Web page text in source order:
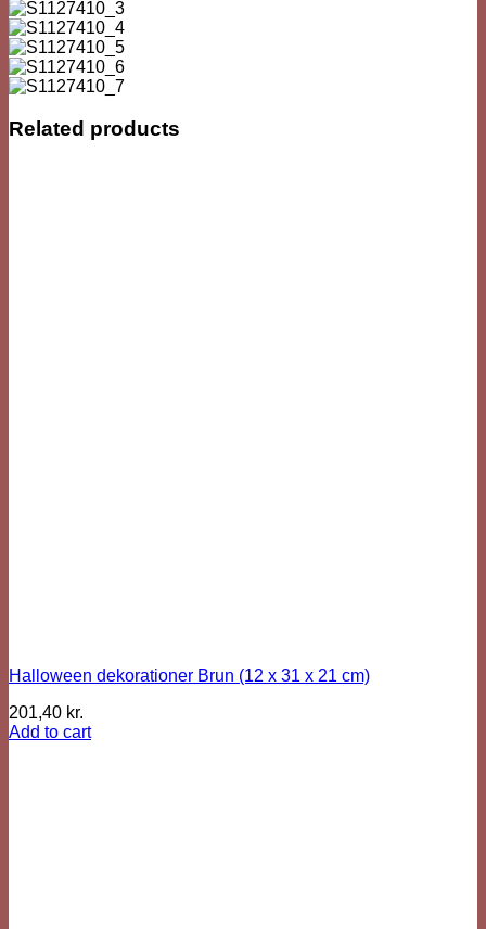
Related products
Halloween dekorationer Brun (12 x 31 x 21 cm)
201,40 kr.
Add to cart